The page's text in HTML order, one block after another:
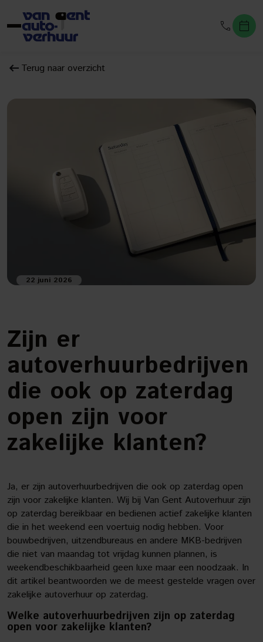
Terug naar overzicht
22 juni 2026
Zijn er
autoverhuurbedrijven
die ook op zaterdag
open zijn voor
zakelijke klanten?
Ja, er zijn autoverhuurbedrijven die ook op zaterdag open
zijn voor zakelijke klanten. Wij bij Van Gent Autoverhuur zijn
op zaterdag bereikbaar en bedienen actief zakelijke klanten
die in het weekend een voertuig nodig hebben. Voor
bouwbedrijven, uitzendbureaus en andere MKB-bedrijven
die niet van maandag tot vrijdag kunnen plannen, is
weekendbeschikbaarheid geen luxe maar een noodzaak. In
dit artikel beantwoorden we de meest gestelde vragen over
zakelijke autoverhuur op zaterdag.
Welke autoverhuurbedrijven zijn op zaterdag
open voor zakelijke klanten?